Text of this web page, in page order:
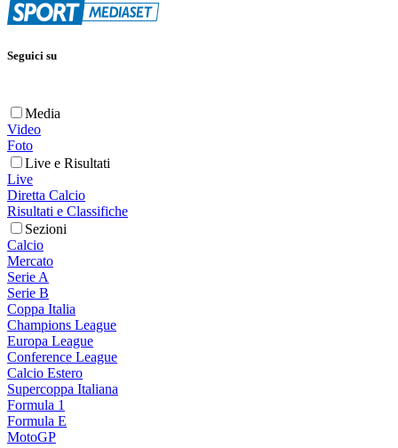
Seguici su
Media
Video
Foto
Live e Risultati
Live
Diretta Calcio
Risultati e Classifiche
Sezioni
Calcio
Mercato
Serie A
Serie B
Coppa Italia
Champions League
Europa League
Conference League
Calcio Estero
Supercoppa Italiana
Formula 1
Formula E
MotoGP